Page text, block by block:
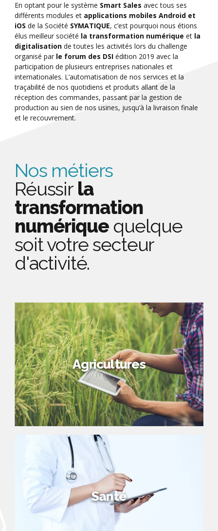
En optant pour le système Smart Sales avec tous ses
différents modules et applications mobiles Android et
iOS de la Société SYMATIQUE, c’est pourquoi nous étions
élus meilleur société la transformation numérique et la
digitalisation de toutes les activités lors du challenge
organisé par le forum des DSI édition 2019 avec la
participation de plusieurs entreprises nationales et
internationales. L’automatisation de nos services et la
traçabilité de nos quotidiens et produits allant de la
réception des commandes, passant par la gestion de
production au sien de nos usines, jusqu’à la livraison finale
et le recouvrement.
Nos métiers
Réussir la
transformation
numériquequelque
soit votre secteur
d'activité.
Agricultures
Santé